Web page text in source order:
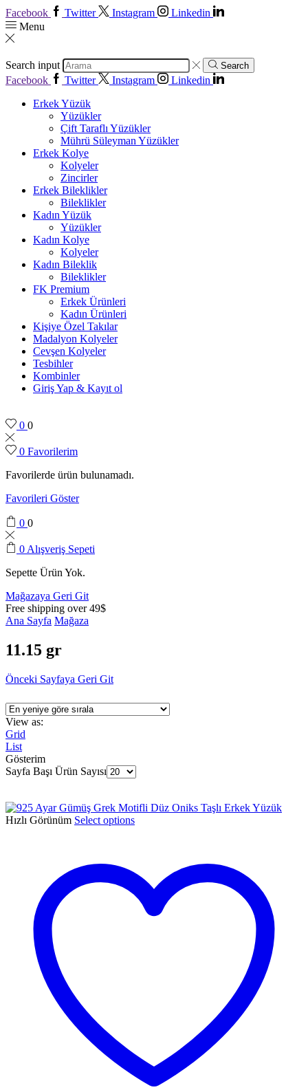
Facebook Twitter Instagram
Linkedin
Menu
Search input Search
Facebook Twitter Instagram
Linkedin
Erkek Yüzük
Yüzükler
Çift Taraflı Yüzükler
Mührü Süleyman Yüzükler
Erkek Kolye
Kolyeler
Zincirler
Erkek Bileklikler
Bileklikler
Kadın Yüzük
Yüzükler
Kadın Kolye
Kolyeler
Kadın Bileklik
Bileklikler
FK Premium
Erkek Ürünleri
Kadın Ürünleri
Kişiye Özel Takılar
Madalyon Kolyeler
Cevşen Kolyeler
Tesbihler
Kombinler
Giriş Yap & Kayıt ol
0 0
0 Favorilerim
Favorilerde ürün bulunamadı.
Favorileri Göster
0 0
0 Alışveriş Sepeti
Sepette Ürün Yok.
Mağazaya Geri Git
Free shipping over 49$
Ana Sayfa Mağaza
11.15 gr
Önceki Sayfaya Geri Git
View as:
Grid
List
Gösterim
Sayfa Başı Ürün Sayısı
Hızlı Görünüm Select options